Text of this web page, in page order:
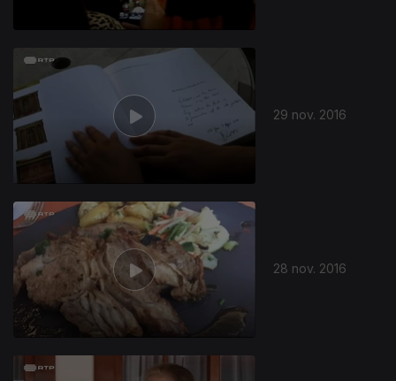
29 nov. 2016
28 nov. 2016